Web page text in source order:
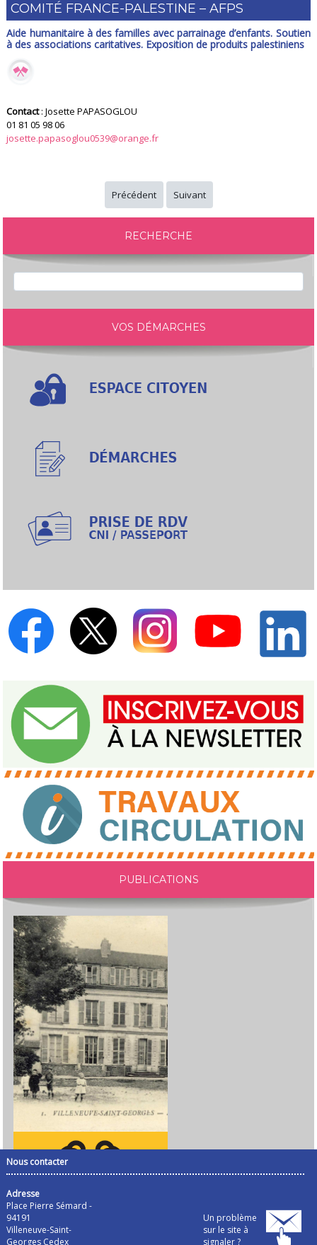
COMITÉ FRANCE-PALESTINE – AFPS
Aide humanitaire à des familles avec parrainage d’enfants. Soutien
à des associations caritatives. Exposition de produits palestiniens
Contact: Josette PAPASOGLOU
01 81 05 98 06
josette.papasoglou0539@orange.fr
Précédent Suivant
RECHERCHE
VOS DÉMARCHES
PUBLICATIONS
Nous contacter
Adresse
Place Pierre Sémard -
94191
Villeneuve-Saint-
Georges Cedex
Un problème
sur le site à
signaler ?